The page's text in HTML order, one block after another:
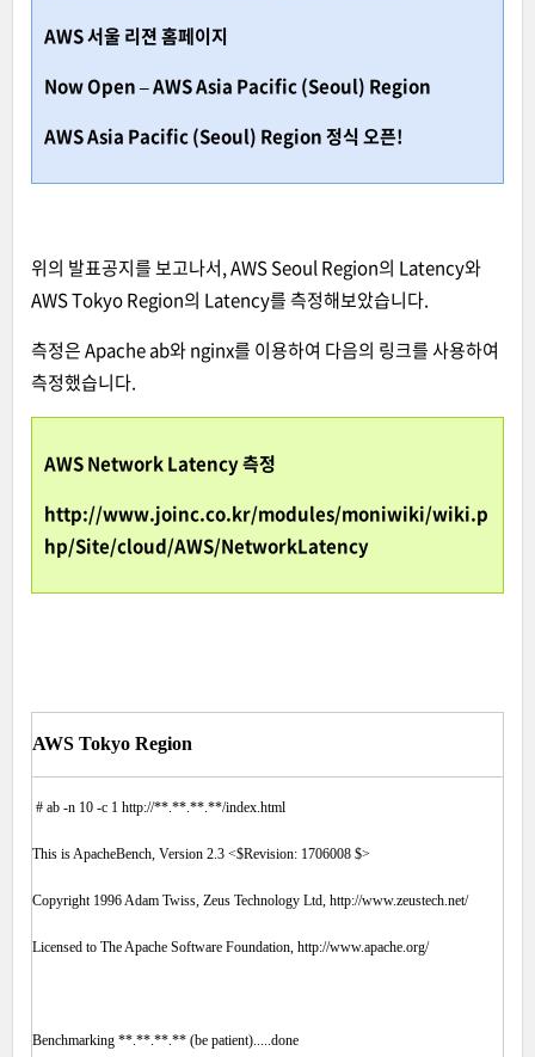
AWS 서울 리젼 홈페이지
Now Open – AWS Asia Pacific (Seoul) Region
AWS Asia Pacific (Seoul) Region 정식 오픈!
위의 발표공지를 보고나서, AWS Seoul Region의 Latency와
AWS Tokyo Region의 Latency를 측정해보았습니다.
측정은 Apache ab와 nginx를 이용하여 다음의 링크를 사용하여
측정했습니다.
AWS Network Latency 측정
http://www.joinc.co.kr/modules/moniwiki/wiki.p
hp/Site/cloud/AWS/NetworkLatency
AWS Tokyo Region
# ab -n 10 -c 1 http://**.**.**.**/index.html
This is ApacheBench, Version 2.3 <$Revision: 1706008 $>
Copyright 1996 Adam Twiss, Zeus Technology Ltd, http://www.zeustech.net/
Licensed to The Apache Software Foundation, http://www.apache.org/
Benchmarking **.**.**.** (be patient).....done